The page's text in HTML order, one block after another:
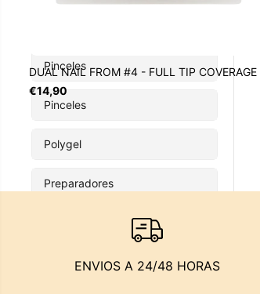
Pinceles
Pinceles
Polygel
Preparadores
DUAL NAIL FROM #4 - FULL TIP COVERAGE
€14,90
ENVIOS A 24/48 HORAS